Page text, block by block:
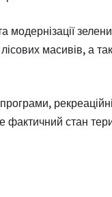
масивів, а
фактичний стан